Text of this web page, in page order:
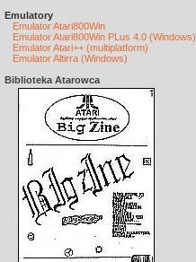
Emulatory
Emulator Atari800Win
Emulator Atari800Win PLus 4.0 (Windows)
Emulator Atari++ (multiplatform)
Emulator Altirra (Windows)
Biblioteka Atarowca